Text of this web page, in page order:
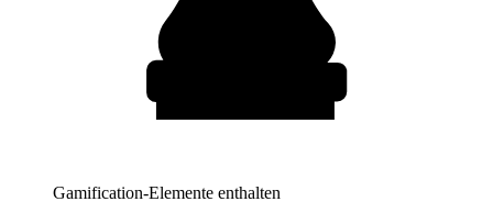
Gamification-Elemente enthalten